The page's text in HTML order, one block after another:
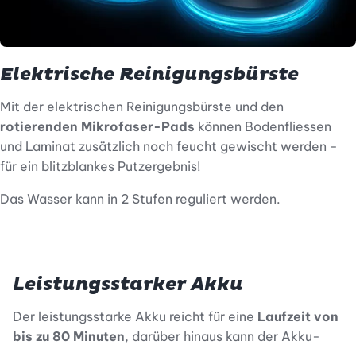
Elektrische Reinigungsbürste
Mit der elektrischen Reinigungsbürste und den
rotierenden Mikrofaser-Pads können Bodenfliessen
und Laminat zusätzlich noch feucht gewischt werden -
für ein blitzblankes Putzergebnis!
Das Wasser kann in 2 Stufen reguliert werden.
Leistungsstarker Akku
Der leistungsstarke Akku reicht für eine Laufzeit von
bis zu 80 Minuten, darüber hinaus kann der Akku-